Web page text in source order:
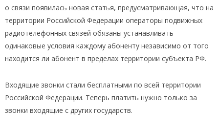
о связи появилась новая статья, предусматривающая, что на
территории Российской Федерации операторы подвижных
радиотелефонных связей обязаны устанавливать
одинаковые условия каждому абоненту независимо от того
находится ли абонент в пределах территории субъекта РФ.
Входящие звонки стали бесплатными по всей территории
Российской Федерации. Теперь платить нужно только за
звонки входящие с других государств.